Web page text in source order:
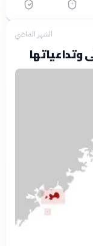
الشهر الماضي
وتداعياتها